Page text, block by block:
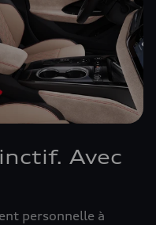
Avec
personnelle à